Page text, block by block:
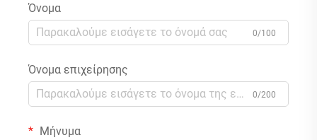
Όνομα
0/100
Όνομα επιχείρησης
0/200
Μήνυμα